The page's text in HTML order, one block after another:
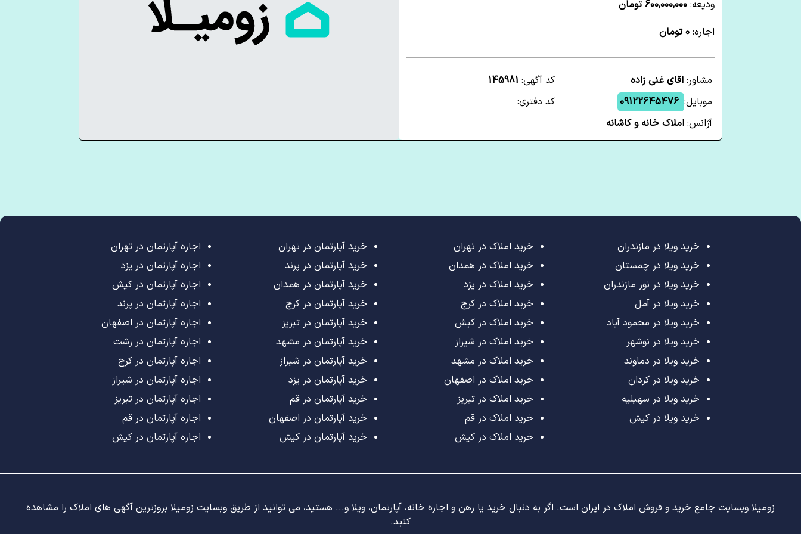
ودیعه: 600,000,000 تومان
اجاره: 0 تومان
مشاور: اقای غنی زاده
موبایل: 09122645476
آژانس: املاک خانه و کاشانه
کد آگهی: 145981
کد دفتری:
خرید ویلا در مازندران
خرید ویلا در چمستان
خرید ویلا در نور مازندران
خرید ویلا در آمل
خرید ویلا در محمود آباد
خرید ویلا در نوشهر
خرید ویلا در دماوند
خرید ویلا در کردان
خرید ویلا در سهیلیه
خرید ویلا در کیش
خرید املاک در تهران
خرید املاک در همدان
خرید املاک در یزد
خرید املاک در کرج
خرید املاک در کیش
خرید املاک در شیراز
خرید املاک در مشهد
خرید املاک در اصفهان
خرید املاک در تبریز
خرید املاک در قم
خرید املاک در کیش
خرید آپارتمان در تهران
خرید آپارتمان در پرند
خرید آپارتمان در همدان
خرید آپارتمان در کرج
خرید آپارتمان در تبریز
خرید آپارتمان در مشهد
خرید آپارتمان در شیراز
خرید آپارتمان در یزد
خرید آپارتمان در قم
خرید آپارتمان در اصفهان
خرید آپارتمان در کیش
اجاره آپارتمان در تهران
اجاره آپارتمان در یزد
اجاره آپارتمان در کیش
اجاره آپارتمان در پرند
اجاره آپارتمان در اصفهان
اجاره آپارتمان در رشت
اجاره آپارتمان در کرج
اجاره آپارتمان در شیراز
اجاره آپارتمان در تبریز
اجاره آپارتمان در قم
اجاره آپارتمان در کیش
زومیلا وبسایت جامع خرید و فروش املاک در ایران است. اگر به دنبال خرید یا رهن و اجاره خانه، آپارتمان، ویلا و... هستید، می توانید از طریق وبسایت زومیلا بروزترین آگهی های املاک را مشاهده
کنید.